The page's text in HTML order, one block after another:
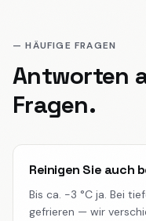
— HÄUFIGE FRAGEN
Antworten
Fragen.
Reinigen Sie auch
Bis ca. -3 °C ja. Bei
gefrieren — wir